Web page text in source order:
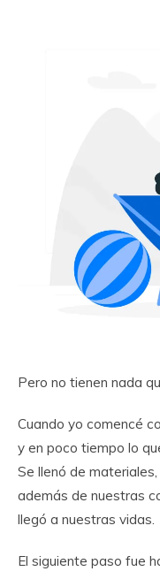
Pero no tienen nada
Cuando yo comencé
y en poco tiempo lo
Se llenó de
además de nuestras
llegó a nuestras vidas.
El siguiente paso fue